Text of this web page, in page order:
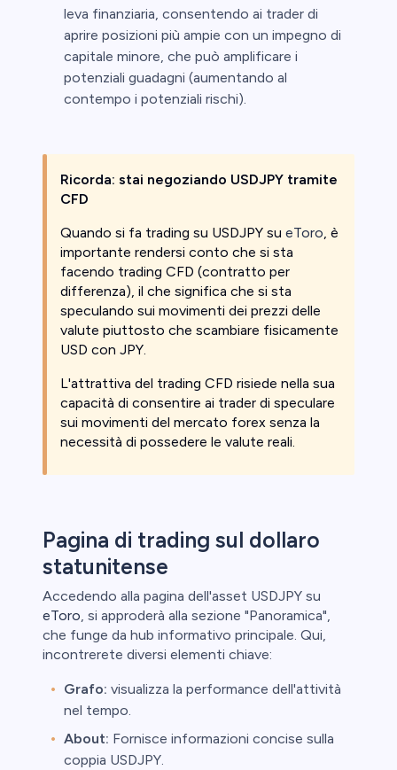
leva finanziaria, consentendo ai trader di
aprire posizioni più ampie con un impegno di
capitale minore, che può amplificare i
potenziali guadagni (aumentando al
contempo i potenziali rischi).
Ricorda: stai negoziando USDJPY tramite
CFD
Quando si fa trading su USDJPY su eToro, è
importante rendersi conto che si sta
facendo trading CFD (contratto per
differenza), il che significa che si sta
speculando sui movimenti dei prezzi delle
valute piuttosto che scambiare fisicamente
USD con JPY.
L'attrattiva del trading CFD risiede nella sua
capacità di consentire ai trader di speculare
sui movimenti del mercato forex senza la
necessità di possedere le valute reali.
Pagina di trading sul dollaro
statunitense
Accedendo alla pagina dell'asset USDJPY su
eToro, si approderà alla sezione "Panoramica",
che funge da hub informativo principale. Qui,
incontrerete diversi elementi chiave:
Grafo: visualizza la performance dell'attività
nel tempo.
About: Fornisce informazioni concise sulla
coppia USDJPY.